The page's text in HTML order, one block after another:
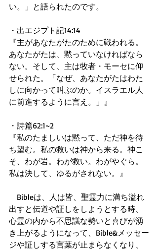
い。」と語られたのです。
・出エジプト記14:14
『主があなたがたのために戦われる。
あなたがたは、黙っていなければなら
ない。そして、主は牧者・モーセに仰
せられた。「なぜ、あなたがたはわた
しに向かって叫ぶのか。イスラエル人
に前進するように言え。」』
・詩篇62:1~2
『私のたましいは黙って、ただ神を待
ち望む。私の救いは神から来る。神こ
そ、わが岩。わが救い。わがやぐら。
私は決して、ゆるがされない。』
Bibleは、人は皆、聖霊力に満ち溢れ
出すと伝道や証しをしようとする時、
心霊の内から不思議な勢いと喜びが湧
き上がるようになって、Bible&メッセー
ジや証しする言葉が止まらなくなり、